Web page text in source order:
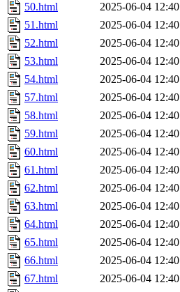
50.html
2025-06-04 12:40
51.html
2025-06-04 12:40
52.html
2025-06-04 12:40
53.html
2025-06-04 12:40
54.html
2025-06-04 12:40
57.html
2025-06-04 12:40
58.html
2025-06-04 12:40
59.html
2025-06-04 12:40
60.html
2025-06-04 12:40
61.html
2025-06-04 12:40
62.html
2025-06-04 12:40
63.html
2025-06-04 12:40
64.html
2025-06-04 12:40
65.html
2025-06-04 12:40
66.html
2025-06-04 12:40
67.html
2025-06-04 12:40